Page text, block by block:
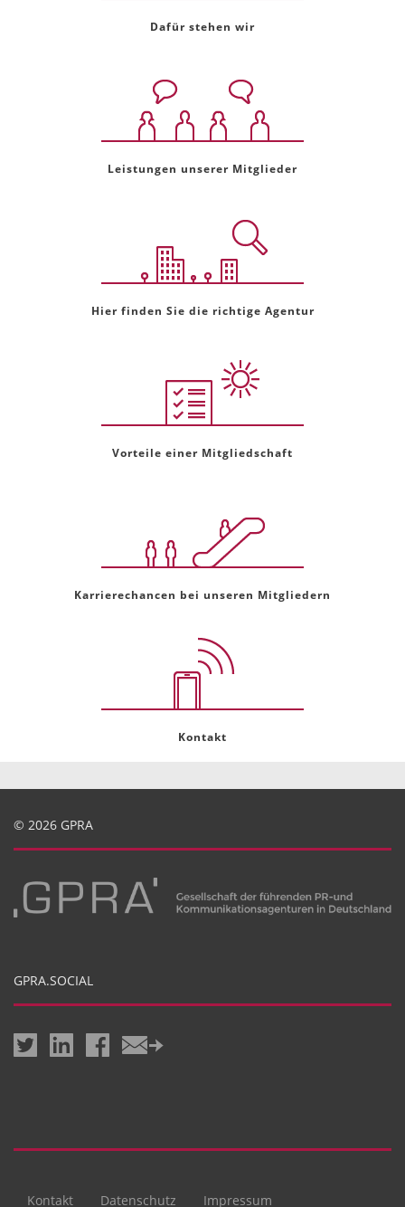
Dafür stehen wir
Leistungen unserer Mitglieder
Hier finden Sie die richtige Agentur
Vorteile einer Mitgliedschaft
Karrierechancen bei unseren Mitgliedern
Kontakt
© 2026 GPRA
GPRA.SOCIAL
Kontakt Datenschutz Impressum